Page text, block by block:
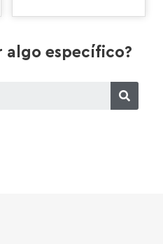
algo específico?